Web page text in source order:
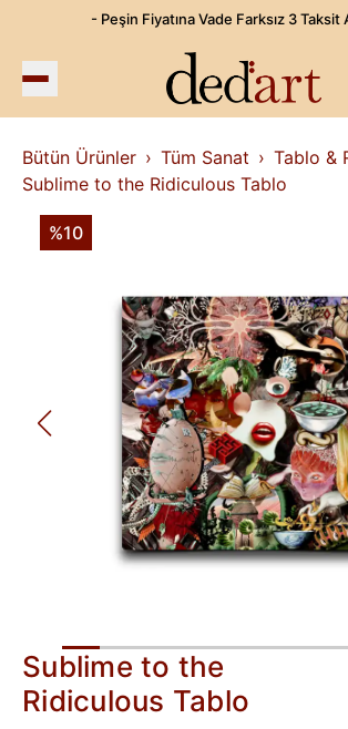
- Peşin Fiyatına Vade Farksız 3 Taksit
Bütün Ürünler Tüm Sanat
Tablo &
Sublime to the Ridiculous Tablo
%10
Sublime to the
Ridiculous Tablo